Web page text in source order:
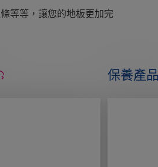
等等，讓您的地板更加完
保養產